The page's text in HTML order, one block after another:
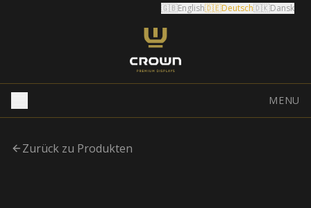
🇬🇧English🇩🇪Deutsch🇩🇰Dansk
MENU
Zurück zu Produkten